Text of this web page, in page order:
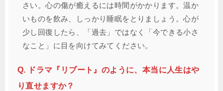
さい。心の傷が癒えるには時間がかかります。温か
いものを飲み、しっかり睡眠をとりましょう。心が
少し回復したら、「過去」ではなく「今できる小さ
なこと」に目を向けてみてください。
Q. ドラマ『リブート』のように、本当に人生はや
り直せますか？